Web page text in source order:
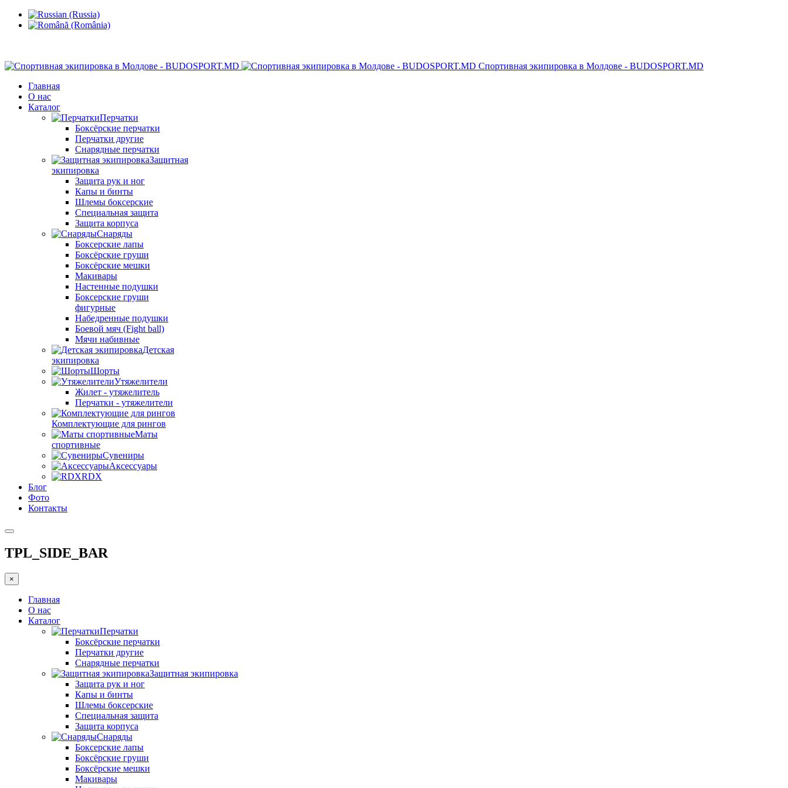
Спортивная экипировка в Молдове - BUDOSPORT.MD
Главная
О нас
Каталог
Перчатки
Боксёрские перчатки
Перчатки другие
Снарядные перчатки
Защитная
экипировка
Защита рук и ног
Капы и бинты
Шлемы боксерские
Специальная защита
Защита корпуса
Снаряды
Боксерские лапы
Боксёрские груши
Боксёрские мешки
Макивары
Настенные подушки
Боксерские груши
фигурные
Набедренные подушки
Боевой мяч (Fight ball)
Мячи набивные
Детская
экипировка
Шорты
Утяжелители
Жилет - утяжелитель
Перчатки - утяжелители
Комплектующие для рингов
Маты
спортивные
Сувениры
Аксессуары
RDX
Блог
Фото
Контакты
TPL_SIDE_BAR
×
Главная
О нас
Каталог
Перчатки
Боксёрские перчатки
Перчатки другие
Снарядные перчатки
Защитная экипировка
Защита рук и ног
Капы и бинты
Шлемы боксерские
Специальная защита
Защита корпуса
Снаряды
Боксерские лапы
Боксёрские груши
Боксёрские мешки
Макивары